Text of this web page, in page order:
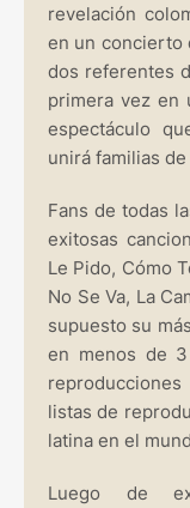
revelación
en un concierto
dos referentes
primera vez en
espectáculo
unirá familias
Fans de todas
exitosas
Le Pido, Cómo
No Se Va, La
supuesto su
en menos de
listas de
latina en el
Luego de